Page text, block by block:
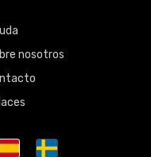
nosotros